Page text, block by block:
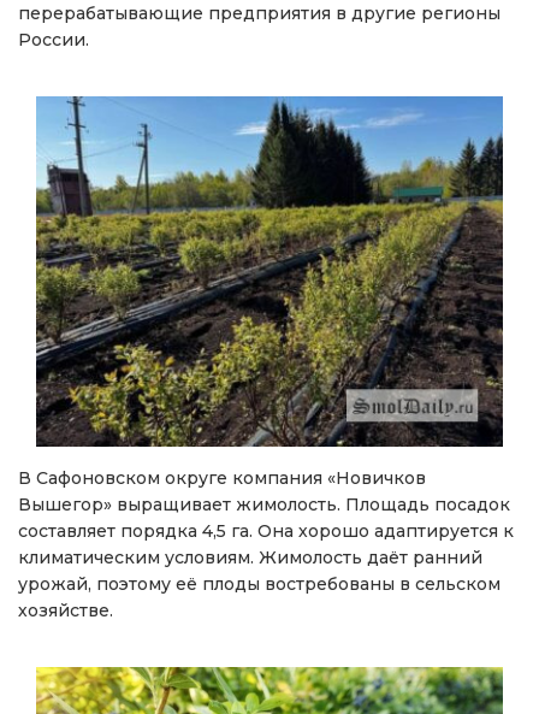
перерабатывающие предприятия в другие регионы
России.
В Сафоновском округе компания «Новичков
Вышегор» выращивает жимолость. Площадь посадок
составляет порядка 4,5 га. Она хорошо адаптируется к
климатическим условиям. Жимолость даёт ранний
урожай, поэтому её плоды востребованы в сельском
хозяйстве.